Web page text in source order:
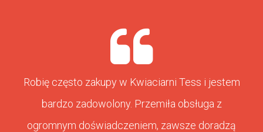
Robię często zakupy w Kwiaciarni Tess i jestem
bardzo zadowolony. Przemiła obsługa z
ogromnym doświadczeniem, zawsze doradzą